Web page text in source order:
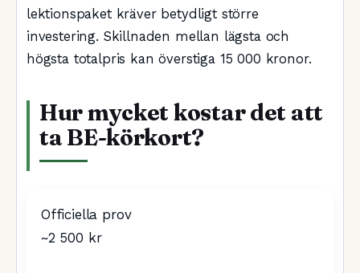
lektionspaket kräver betydligt större
investering. Skillnaden mellan lägsta och
högsta totalpris kan överstiga 15 000 kronor.
Hur mycket kostar det att
ta BE-körkort?
Officiella prov
~2 500 kr